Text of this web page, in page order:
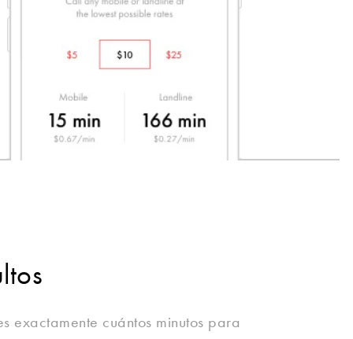
exactamente cuántos minutos para